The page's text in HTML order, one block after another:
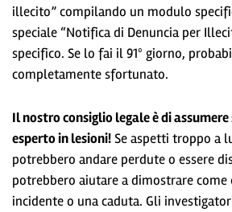
illecito” compilando un modulo
speciale “Notifica di Denuncia per
specifico. Se lo fai il 91º giorno,
completamente sfortunato.
Il nostro consiglio legale è di
esperto in lesioni!Se aspetti troppo a
potrebbero andare perdute o essere
potrebbero aiutare a dimostrare come
incidente o una caduta. Gli